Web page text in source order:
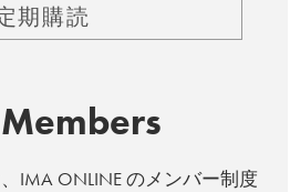
期購読
、IMA ONLINE のメンバー制度